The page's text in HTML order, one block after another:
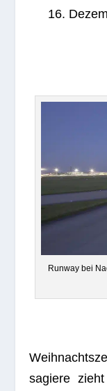
16.
Run­way bei
sa­giere